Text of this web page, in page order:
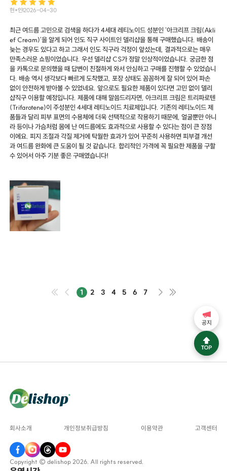
현*인2026-04-30
최근 여드름 고민으로 검색을 하다가 4세대 레티노이드 성분인 '아크리프 크림(Akli
ef Cream)'을 알게 되어 인도 직구 사이트인 델리샵을 통해 구매했습니다. 배송이
늦는 경우도 있다고 하고 그래서 인도 직구라 걱정이 앞섰는데, 결과적으로는 매우
만족스러운 쇼핑이었습니다. 우선 델리샵 CS가 정말 인상적이었습니다. 궁금한 점
을 카톡으로 문의했을 때 답변이 친절하게 와서 안심하고 구매를 진행할 수 있었습니
다. 배송 역시 생각보다 빠르게 도착했고, 포장 상태도 꼼꼼하게 잘 되어 있어 파손
없이 안전하게 받아볼 수 있었네요. 앞으로도 필요한 제품이 있다면 고민 없이 델리
샵직구 이용할 예정입니다. 제품에 대해 말씀드리자면, 아크리프 크림은 트리파로텐
(Trifarotene)이 주성분인 4세대 레티노이드 치료제입니다. 기존의 레티노이드 제
품들과 달리 피부 표면의 수용체에 더욱 선택적으로 작용하기 때문에, 얼굴뿐만 아니
라 등이나 가슴처럼 몸에 난 여드름에도 효과적으로 사용할 수 있다는 점이 큰 장점
이에요. 피지 조절과 각질 제거에 탁월한 효과가 있어 꾸준히 사용하면 피부결 개선
과 여드름 완화에 큰 도움이 될 것 같습니다. 합리적인 가격에 꼭 필요한 제품을 구할
수 있어서 아주 기분 좋은 구매였습니다!
1 2 3 4 5 6 7
회사소개 개인정보취급방침 이용약관 고객센터
Copyright © delishop 2026. All rights reserved.
공지